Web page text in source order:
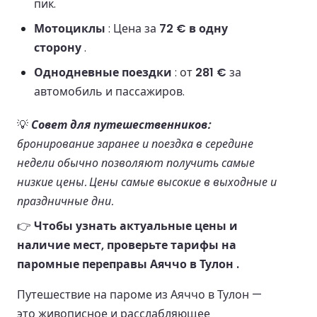
пик.
Мотоциклы : Цена за 72 € в одну
сторону.
Однодневные поездки : от 281 € за
автомобиль и пассажиров.
💡 Совет для путешественников:
бронирование заранее и поездка в середине
недели обычно позволяют получить самые
низкие цены. Цены самые высокие в выходные и
праздничные дни.
👉 Чтобы узнать актуальные цены и
наличие мест, проверьте тарифы на
паромные переправы Аяччо в Тулон .
Путешествие на пароме из Аяччо в Тулон —